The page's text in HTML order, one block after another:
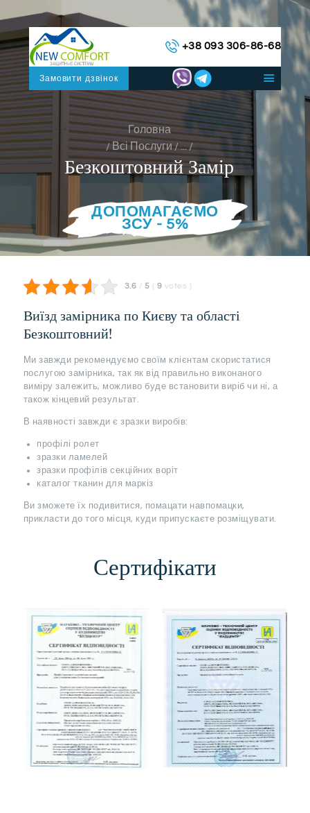
+38 093 306-86-68
Замовити дзвінок
Головна
Всі Послуги
...
Безкоштовний Замір
ДОПОМАГАЄМО
ЗСУ - 5%
ГОЛОВНА
КАТАЛОГ СИСТЕМ
ПРО НАС
КОНТАКТИ
УКРАЇНСЬКА
3.6 / 5 ( 9 votes )
Виїзд замірника по Києву та області
Безкоштовний!
Ми завжди рекомендуємо своїм клієнтам скористатися
послугою замірника, так як від правильно виконаного
виміру залежить, можливо буде встановити виріб чи ні, а
також кінцевий результат.
В наявності завжди є зразки виробів:
профілі ролет
зразки ламелей
зразки профілів секційних воріт
каталог тканин для маркіз
Ви зможете їх подивитися, помацати навпомацки,
прикласти до того місця, куди припускаєте розміщувати.
Сертифікати